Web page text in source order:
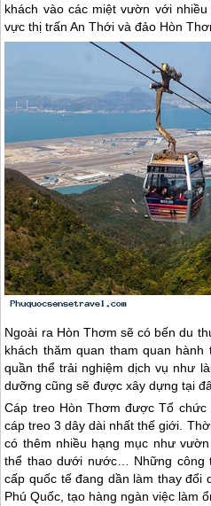
khách vào các miệt vườn với
vực thị trấn An Thới và đảo Hòn
Ngoài ra Hòn Thơm sẽ có bến du
khách thăm quan tham quan hành
quần thể trải nghiệm dịch vụ như
dưỡng cũng sẽ được xây dựng tại
Cáp treo Hòn Thơm được Tổ chức
cáp treo 3 dây dài nhất thế giới.
có thêm nhiều hạng mục như
thể thao dưới nước… Những công
cấp quốc tế đang dần làm thay đổi
Phú Quốc, tạo hàng ngàn việc làm